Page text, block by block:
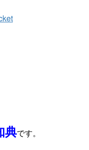
典です。